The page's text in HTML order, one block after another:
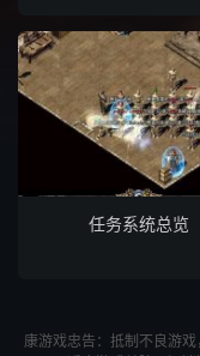
任务系统总览
康游戏忠告：抵制不良游